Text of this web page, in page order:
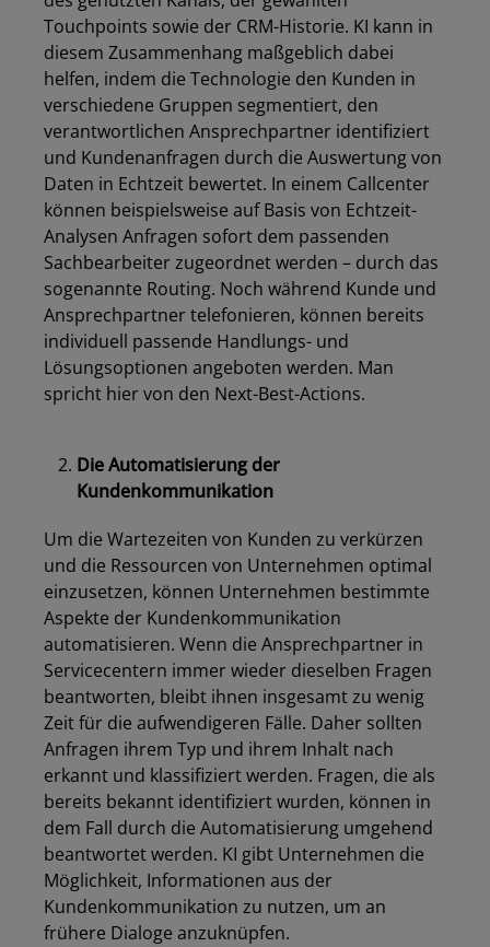
Touchpoints sowie der CRM-Historie. KI kann in
diesem Zusammenhang maßgeblich dabei
helfen, indem die Technologie den Kunden in
verschiedene Gruppen segmentiert, den
verantwortlichen Ansprechpartner identifiziert
und Kundenanfragen durch die Auswertung von
Daten in Echtzeit bewertet. In einem Callcenter
können beispielsweise auf Basis von Echtzeit-
Analysen Anfragen sofort dem passenden
Sachbearbeiter zugeordnet werden – durch das
sogenannte Routing. Noch während Kunde und
Ansprechpartner telefonieren, können bereits
individuell passende Handlungs- und
Lösungsoptionen angeboten werden. Man
spricht hier von den Next-Best-Actions.
Die Automatisierung der
Kundenkommunikation
Um die Wartezeiten von Kunden zu verkürzen
und die Ressourcen von Unternehmen optimal
einzusetzen, können Unternehmen bestimmte
Aspekte der Kundenkommunikation
automatisieren. Wenn die Ansprechpartner in
Servicecentern immer wieder dieselben Fragen
beantworten, bleibt ihnen insgesamt zu wenig
Zeit für die aufwendigeren Fälle. Daher sollten
Anfragen ihrem Typ und ihrem Inhalt nach
erkannt und klassifiziert werden. Fragen, die als
bereits bekannt identifiziert wurden, können in
dem Fall durch die Automatisierung umgehend
beantwortet werden. KI gibt Unternehmen die
Möglichkeit, Informationen aus der
Kundenkommunikation zu nutzen, um an
frühere Dialoge anzuknüpfen.